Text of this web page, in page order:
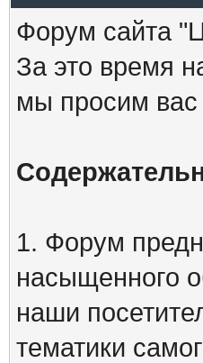
Форум сайта
За это время
мы просим вас
1. Форум
насыщенного
наши
тематики